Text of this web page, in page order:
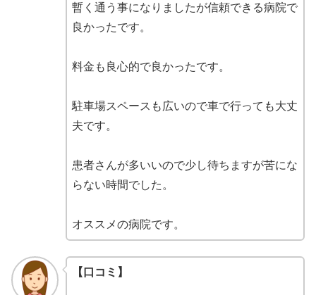
暫く通う事になりましたが信頼できる病院で
良かったです。
料金も良心的で良かったです。
駐車場スペースも広いので車で行っても大丈
夫です。
患者さんが多いいので少し待ちますが苦にな
らない時間でした。
オススメの病院です。
【口コミ】